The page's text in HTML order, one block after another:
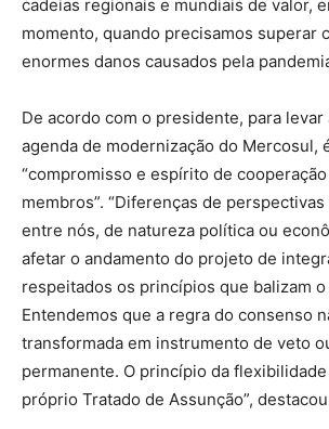
cadeias regionais e mundiais de valor,
momento, quando precisamos superar
enormes danos causados pela
De acordo com o presidente, para levar
agenda de modernização do Mercosul,
“compromisso e espírito de
membros”. “Diferenças de
entre nós, de natureza política ou
afetar o andamento do projeto de
respeitados os princípios que balizam
Entendemos que a regra do consenso
transformada em instrumento de veto
permanente. O princípio da
próprio Tratado de Assunção”,